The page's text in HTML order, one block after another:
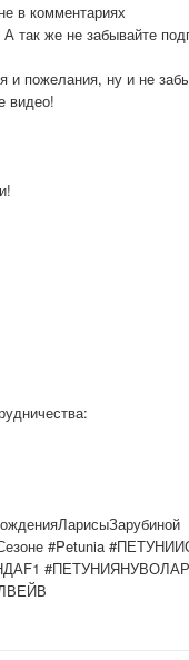
в комментариях
так же не забывайте
и пожелания, ну и не
видео!
#Petunia